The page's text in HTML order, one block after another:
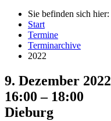
Sie befinden sich hier:
Start
Termine
Terminarchive
2022
9. Dezember 2022
16:00 – 18:00
Dieburg